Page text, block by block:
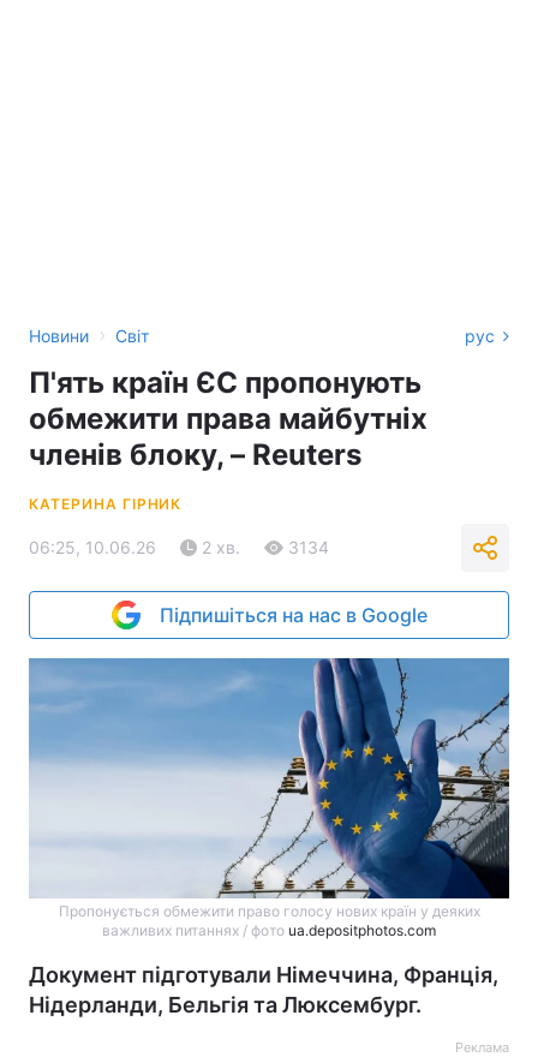
Новини › Світ рус
П'ять країн ЄС пропонують
обмежити права майбутніх
членів блоку, – Reuters
КАТЕРИНА ГІРНИК
06:25, 10.06.26 2 хв. 3134
Підпишіться на нас в Google
Пропонується обмежити право голосу нових країн у деяких
важливих питаннях / фото ua.depositphotos.com
Документ підготували Німеччина, Франція,
Нідерланди, Бельгія та Люксембург.
Реклама